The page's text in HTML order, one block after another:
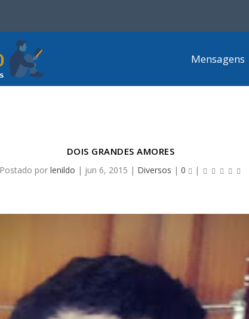
Mensagens
DOIS GRANDES AMORES
Postado porlenildo | jun 6, 2015 | Diversos |0 |